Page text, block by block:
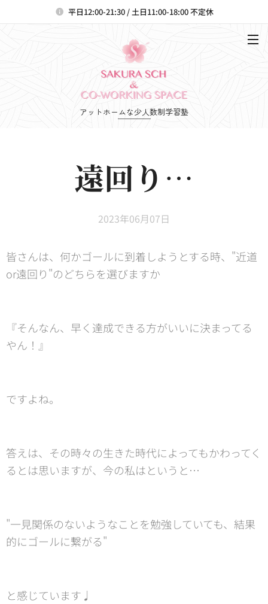
平日12:00-21:30 / 土日11:00-18:00 不定休
アットホームな少人数制学習塾
遠回り …
2023年06月07日
皆さんは、何かゴールに到着しようとする時、"近道
or遠回り"のどちらを選びますか😙
『そんなん、早く達成できる方がいいに決まってる
やん！』
ですよね。
答えは、その時々の生きた時代によってもかわってく
るとは思いますが、今の私はというと…
"一見関係のないようなことを勉強していても、結果
的にゴールに繋がる"
と感じています♩